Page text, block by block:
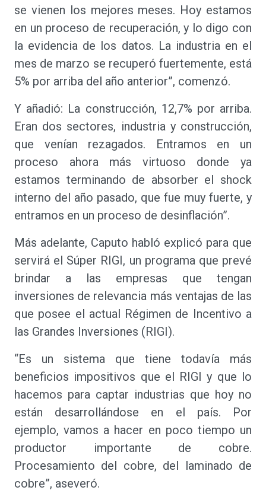
se vienen los mejores meses. Hoy estamos
en un proceso de recuperación, y lo digo con
la evidencia de los datos. La industria en el
mes de marzo se recuperó fuertemente, está
5% por arriba del año anterior”, comenzó.
Y añadió: La construcción, 12,7% por arriba.
Eran dos sectores, industria y construcción,
que venían rezagados. Entramos en un
proceso ahora más virtuoso donde ya
estamos terminando de absorber el shock
interno del año pasado, que fue muy fuerte, y
entramos en un proceso de desinflación”.
Más adelante, Caputo habló explicó para que
servirá el Súper RIGI, un programa que prevé
brindar a las empresas que tengan
inversiones de relevancia más ventajas de las
que posee el actual Régimen de Incentivo a
las Grandes Inversiones (RIGI).
“Es un sistema que tiene todavía más
beneficios impositivos que el RIGI y que lo
hacemos para captar industrias que hoy no
están desarrollándose en el país. Por
ejemplo, vamos a hacer en poco tiempo un
productor importante de cobre.
Procesamiento del cobre, del laminado de
cobre”, aseveró.